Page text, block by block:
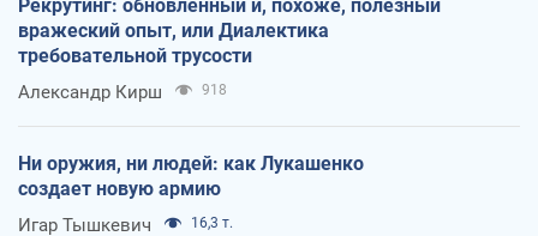
Рекрутинг: обновленный и, похоже, полезный
вражеский опыт, или Диалектика
требовательной трусости
Александр Кирш 918
Ни оружия, ни людей: как Лукашенко
создает новую армию
Игар Тышкевич 16,3 т.